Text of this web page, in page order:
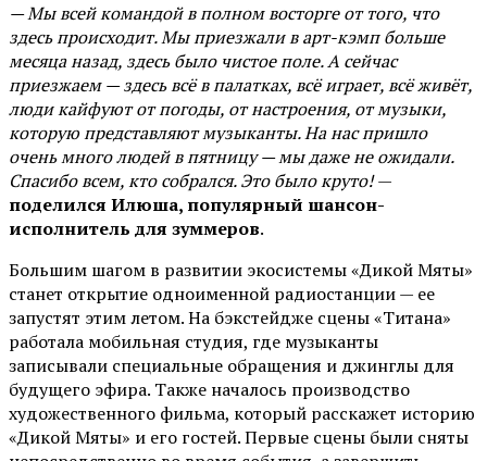
— Мы всей командой в полном восторге от того, что
здесь происходит. Мы приезжали в арт-кэмп больше
месяца назад, здесь было чистое поле. А сейчас
приезжаем — здесь всё в палатках, всё играет, всё живёт,
люди кайфуют от погоды, от настроения, от музыки,
которую представляют музыканты. На нас пришло
очень много людей в пятницу — мы даже не ожидали.
Спасибо всем, кто собрался. Это было круто!—
поделился Илюша, популярный шансон-
исполнитель для зуммеров.
Большим шагом в развитии экосистемы «Дикой Мяты»
станет открытие одноименной радиостанции — ее
запустят этим летом. На бэкстейдже сцены «Титана»
работала мобильная студия, где музыканты
записывали специальные обращения и джинглы для
будущего эфира. Также началось производство
художественного фильма, который расскажет историю
«Дикой Мяты» и его гостей. Первые сцены были сняты